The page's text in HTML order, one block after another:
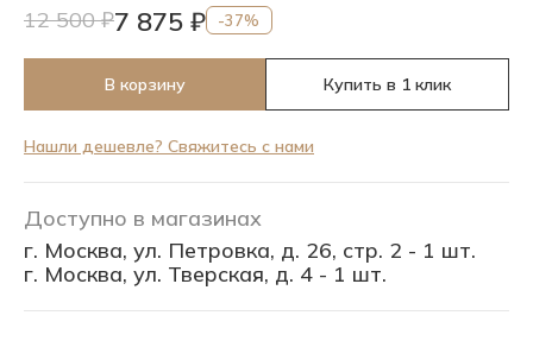
12 500 ₽7 875 ₽ -37%
В корзину Купить в 1 клик
Нашли дешевле? Свяжитесь с нами
Доступно в магазинах
г. Москва, ул. Петровка, д. 26, стр. 2 - 1 шт.
г. Москва, ул. Тверская, д. 4 - 1 шт.